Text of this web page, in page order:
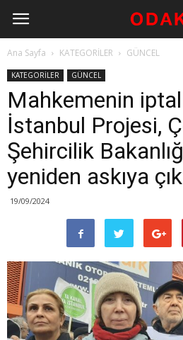
Ana Sayfa KATEGORİLER GÜNCEL
KATEGORİLER GÜNCEL
Mahkemenin
İstanbul Projesi,
Şehircilik
yeniden askıya
19/09/2024